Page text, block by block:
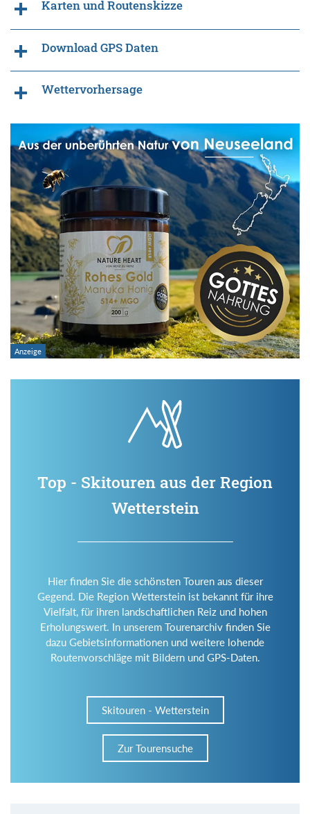
Karten und Routenskizze
Download GPS Daten
Wettervorhersage
Top - Skitouren aus der Region
Wetterstein
Hier finden Sie die schönsten Touren aus dieser
Gegend. Die Region Wetterstein ist bekannt für ihre
Vielfalt, für ihren landschaftlichen Reiz und hohen
Erholungswert. In unserem Tourenarchiv finden Sie
dazu Gebietsinformationen und weitere lohende
Routenvorschläge mit Bildern und GPS-Daten.
Skitouren - Wetterstein
Zur Tourensuche